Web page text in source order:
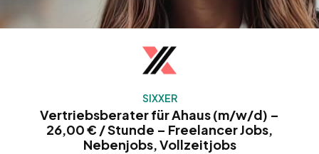
SIXXER
Vertriebsberater für Ahaus (m/w/d) –
26,00 € / Stunde – Freelancer Jobs,
Nebenjobs, Vollzeitjobs